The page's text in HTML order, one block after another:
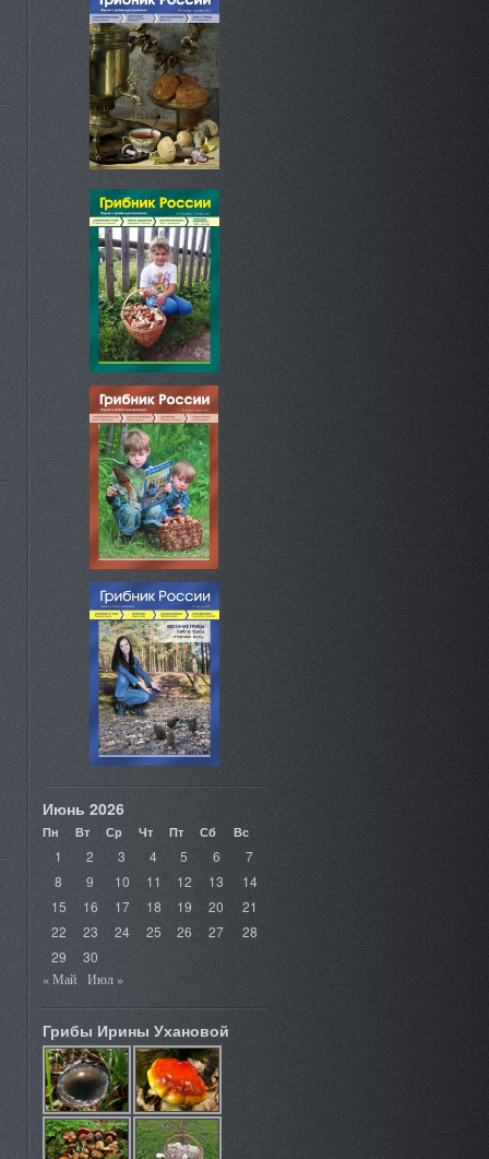
Июнь 2026
Пн Вт Ср Чт Пт Сб Вс
1 2 3 4 5 6
7
8
9 10 11 12 13
14
15
16 17 18 19 20
21
22
23 24 25 26 27
28
29
30
« Май Июл »
Грибы Ирины Ухановой